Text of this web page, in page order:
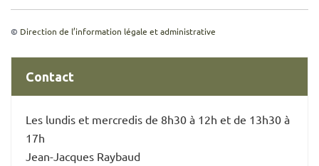
© Direction de l’information légale et administrative
Contact
Les lundis et mercredis de 8h30 à 12h et de 13h30 à
17h
Jean-Jacques Raybaud